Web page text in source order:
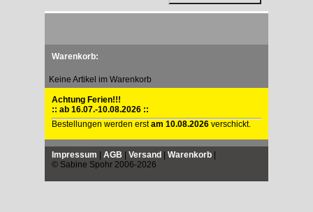
Warenkorb:
Keine Artikel im Warenkorb
Achtung Ferien!!!
:: ab 16.07.-10.08.2026 ::
Bestellungen werden erstam 10.08.2026 verschickt.
Impressum | AGB | Versand | Warenkorb |
© Sabine Spohr 2006-2026